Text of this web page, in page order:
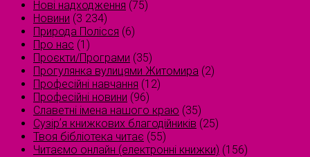
Нові надходження (75)
Новини (3 234)
Природа Полісся (6)
Про нас (1)
Проєкти/Програми (35)
Прогулянка вулицями Житомира (2)
Професійні навчання (12)
Професійні новини (96)
Славетні імена нашого краю (35)
Сузірʼя книжкових благодійників (25)
Твоя бібліотека читає (55)
Читаємо онлайн (електронні книжки) (156)